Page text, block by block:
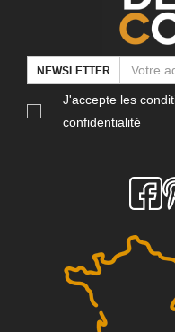
NEWSLETTER
J'accepte les
confidentialité